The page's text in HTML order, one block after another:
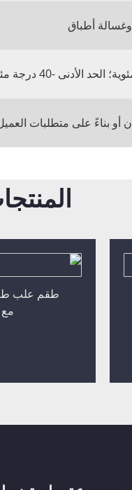
أطباق
بناءً على متطلبات